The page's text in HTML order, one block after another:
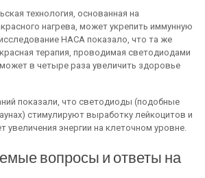
технология, основанная на
нагрева, может укрепить иммунную
НАСА показало, что та же
терапия, проводимая светодиодами
может в четыре раза увеличить здоровье
показали, что светодиоды (подобные
стимулируют выработку лейкоцитов и
увеличения энергии на клеточном уровне.
вопросы и ответы на